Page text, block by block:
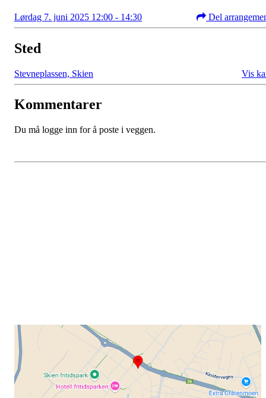
Lørdag 7. juni 2025 12:00 - 14:30 Del
Sted
Stevneplassen, Skien Vis
Kommentarer
Du må logge inn for å poste i veggen.